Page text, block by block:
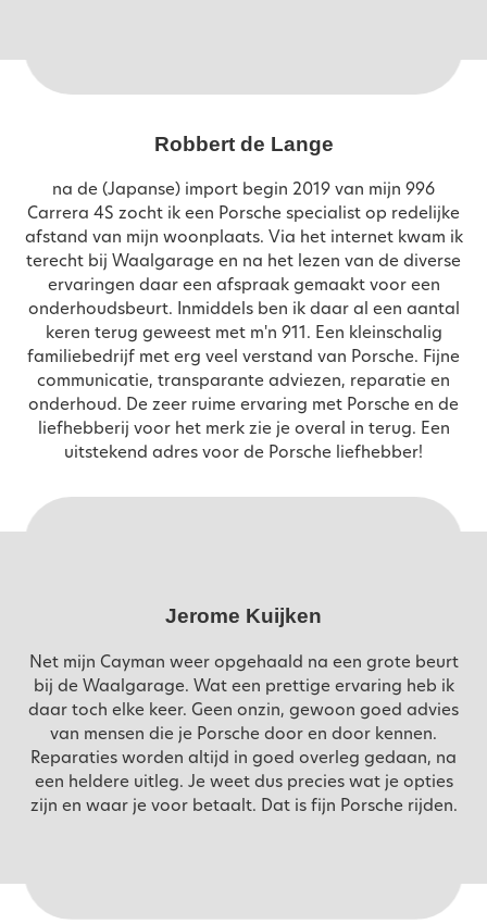
Robbert de Lange
na de (Japanse) import begin 2019 van mijn 996
Carrera 4S zocht ik een Porsche specialist op redelijke
afstand van mijn woonplaats. Via het internet kwam ik
terecht bij Waalgarage en na het lezen van de diverse
ervaringen daar een afspraak gemaakt voor een
onderhoudsbeurt. Inmiddels ben ik daar al een aantal
keren terug geweest met m'n 911. Een kleinschalig
familiebedrijf met erg veel verstand van Porsche. Fijne
communicatie, transparante adviezen, reparatie en
onderhoud. De zeer ruime ervaring met Porsche en de
liefhebberij voor het merk zie je overal in terug. Een
uitstekend adres voor de Porsche liefhebber!
Jerome Kuijken
Net mijn Cayman weer opgehaald na een grote beurt
bij de Waalgarage. Wat een prettige ervaring heb ik
daar toch elke keer. Geen onzin, gewoon goed advies
van mensen die je Porsche door en door kennen.
Reparaties worden altijd in goed overleg gedaan, na
een heldere uitleg. Je weet dus precies wat je opties
zijn en waar je voor betaalt. Dat is fijn Porsche rijden.